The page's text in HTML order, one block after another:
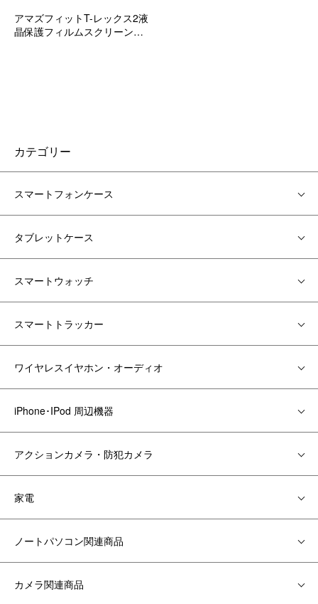
アマズフィットT-レックス2液
晶保護フィルムスクリーンプ
カテゴリー
スマートフォンケース
タブレットケース
スマートウォッチ
スマートトラッカー
ワイヤレスイヤホン・オーディオ
iPhone･IPod 周辺機器
アクションカメラ・防犯カメラ
家電
ノートパソコン関連商品
カメラ関連商品